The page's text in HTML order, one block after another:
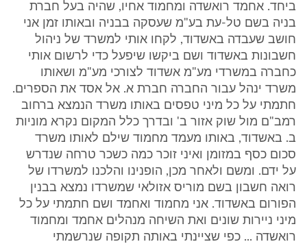
ביחד. אחמד רואשדה ומחמוד אחיו, שהיה בעל חברת
בניה בשם טל-עת בע"מ שעסקה בבניה ובאותו זמן אני
חושב שעבדה באשדוד, לקחו אותי למשרד של ניהול
חשבונות באשדוד ושם ביקשו שיפעל כדי לרשום אותי
כחברה במשרדי מע"מ אשדוד לצורכי מע"מ ושאותו
משרד ינהל עבור החברה חברת א. אל אסד את הספרים.
חתמתי על כל מיני טפסים באותו משרד הנמצא ברחוב
רמב"ם מול שוק אזור ב' ובדרך כלל המקום נקרא מוניות
ב. באשדוד, באותו מעמד מחמוד שילם לאותו משרד
סכום כסף במזומן ואיני זוכר כמה כשכר טרחה שנדרש
על ידם. ומשם ולאחר מכן, הופנינו והלכנו למשרדו של
רואה חשבון בשם מוריס אזולאי שמשרדו נמצא בבנין
הפורום באשדוד. אני מחמוד ואחמד ושם חתמתי על כל
מיני ניירות שונים ואת השיחה מנהלים אחמד ומחמוד
רואשדה ... כפי שציינתי באותה תקופה שנרשמתי